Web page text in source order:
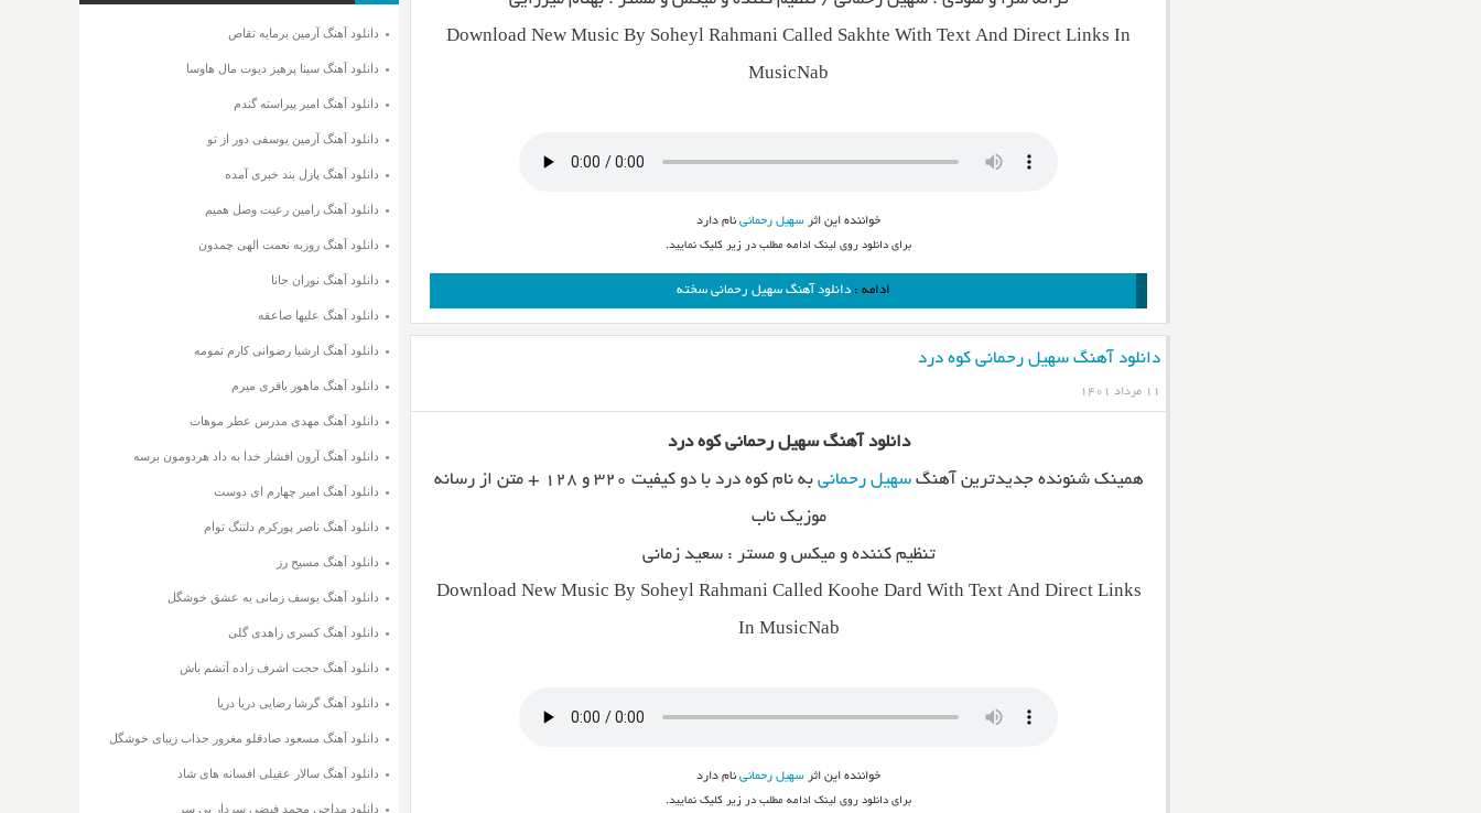
Download New Music By Soheyl Rahmani Called Sakhte With Text And Direct Links In
MusicNab
خواننده این اثر سهیل رحمانی نام دارد
برای دانلود روی لینک ادامه مطلب در زیر کلیک نمایید.
ادامه :دانلود آهنگ سهیل رحمانی سخته
دانلود آهنگ سهیل رحمانی کوه درد
۱۱ مرداد ۱۴۰۱
دانلود آهنگ سهیل رحمانی کوه درد
همینک شنونده جدیدترین آهنگسهیل رحمانی
به نام کوه درد با دو کیفیت ۳۲۰ و ۱۲۸ + متن از رسانه
موزیک ناب
تنظیم کننده و میکس و مستر : سعید زمانی
Download New Music By Soheyl Rahmani Called Koohe Dard With Text And Direct Links
In MusicNab
خواننده این اثر سهیل رحمانی نام دارد
برای دانلود روی لینک ادامه مطلب در زیر کلیک نمایید.
دانلود آهنگ آرمین برمایه تقاص
دانلود آهنگ سینا پرهیز دیوت مال هاوسا
دانلود آهنگ امیر پیراسته گندم
دانلود آهنگ آرمین یوسفی دور از تو
دانلود آهنگ پازل بند خبری آمده
دانلود آهنگ رامین رعیت وصل همیم
دانلود آهنگ روزبه نعمت الهی چمدون
دانلود آهنگ نوران جانا
دانلود آهنگ علیها صاعقه
دانلود آهنگ ارشیا رضوانی کارم تمومه
دانلود آهنگ ماهور باقری میرم
دانلود آهنگ مهدی مدرس عطر موهات
دانلود آهنگ آرون افشار خدا به داد هردومون برسه
دانلود آهنگ امیر چهارم ای دوست
دانلود آهنگ ناصر پورکرم دلتنگ توام
دانلود آهنگ مسیح رز
دانلود آهنگ یوسف زمانی یه عشق خوشگل
دانلود آهنگ کسری زاهدی گلی
دانلود آهنگ حجت اشرف زاده آتشم باش
دانلود آهنگ گرشا رضایی دریا دریا
دانلود آهنگ مسعود صادقلو مغرور جذاب زیبای خوشگل
دانلود آهنگ سالار عقیلی افسانه های شاد
دانلود مداحی محمد فیضی سردار بی سر